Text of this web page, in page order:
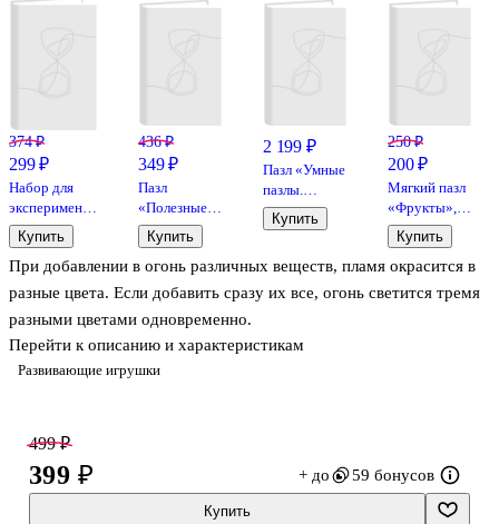
Развивающие игрушки
При добавлении в огонь различных веществ, пламя окрасится в
разные цвета. Если добавить сразу их все, огонь светится тремя
разными цветами одновременно.
Перейти к описанию и характеристикам
374 ₽
299 ₽
Набор для
экспериментов
«Гарри
Поттер
Дымовуха»,
Centrum
Купить
436 ₽
349 ₽
Пазл
«Полезные
машины»,
магнитный, 2
шт., El’Basco
Kids
Купить
2 199 ₽
Пазл «Умные
пазлы.
Буквы, слоги,
слова»,
Купить
250 ₽
200 ₽
Мягкий пазл
«Фрукты», 4
пазловые
фигурки,
Дрофа-
Медиа
Купить
499 ₽
399 ₽ + до 59 бонусов
Купить